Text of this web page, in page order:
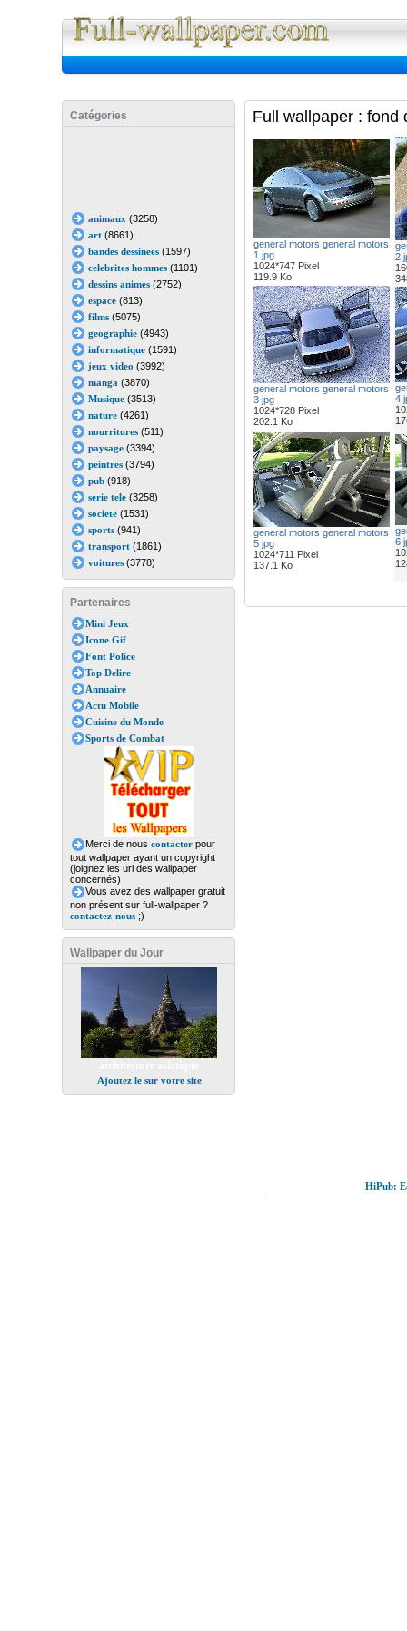
Catégories
animaux (3258)
art(8661)
bandes dessinees(1597)
celebrites hommes(1101)
dessins animes(2752)
espace(813)
films(5075)
geographie(4943)
informatique(1591)
jeux video (3992)
manga (3870)
Musique(3513)
nature(4261)
nourritures(511)
paysage(3394)
peintres(3794)
pub(918)
serie tele(3258)
societe(1531)
sports(941)
transport(1861)
voitures(3778)
Partenaires
Mini Jeux
Icone Gif
Font Police
Top Delire
Annuaire
Actu Mobile
Cuisine du Monde
Sports de Combat
Merci de nous contacterpour
tout wallpaper ayant un copyright
(joignez les url des wallpaper
concernés)
Vous avez des wallpaper gratuit
non présent sur full-wallpaper ?
contactez-nous;)
Wallpaper du Jour
Ajoutez le sur votre site
Full wallpaper : fond
general motors general motors
1 jpg
1024*747 Pixel
119.9 Ko
2
general motors general motors
3 jpg
1024*728 Pixel
202.1 Ko
4
general motors general motors
5 jpg
1024*711 Pixel
137.1 Ko
6
HiPub: